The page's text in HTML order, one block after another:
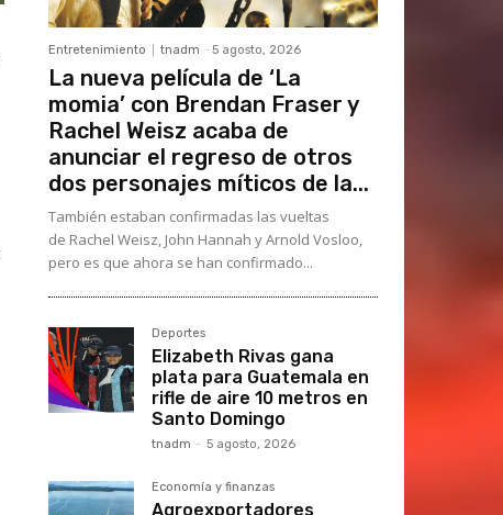
Entretenimiento tnadm - 5 agosto, 2026
La nueva película de ‘La
momia’ con Brendan Fraser y
Rachel Weisz acaba de
anunciar el regreso de otros
dos personajes míticos de la...
También estaban confirmadas las vueltas
de Rachel Weisz, John Hannah y Arnold Vosloo,
pero es que ahora se han confirmado...
Deportes
Elizabeth Rivas gana
plata para Guatemala en
rifle de aire 10 metros en
Santo Domingo
tnadm - 5 agosto, 2026
Economía y finanzas
Agroexportadores